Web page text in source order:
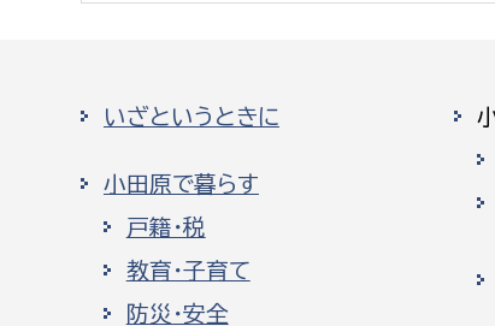
いざというときに
小田原で暮らす
戸籍・税
教育・子育て
防災・安全